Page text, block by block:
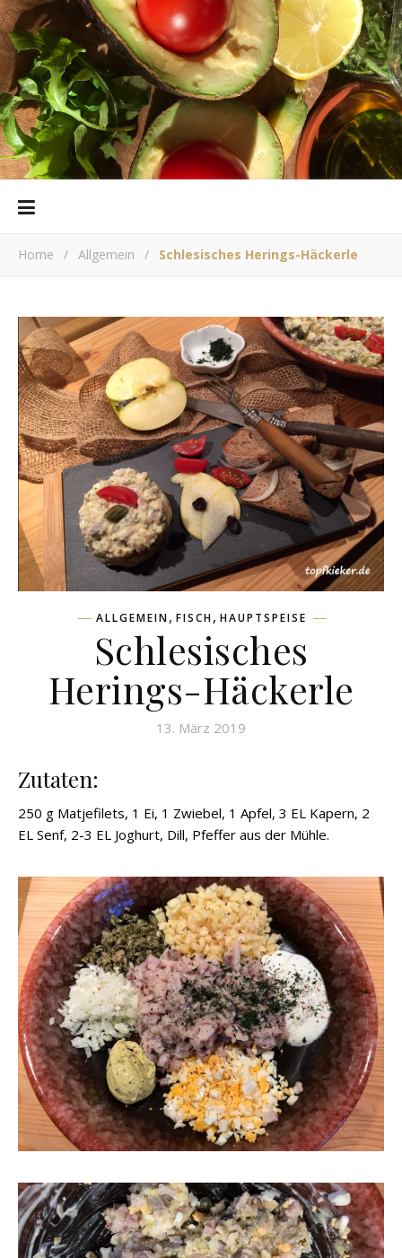
Home / Allgemein / Schlesisches Herings-Häckerle
ALLGEMEIN, FISCH, HAUPTSPEISE
Schlesisches
Herings-Häckerle
13. März 2019
Zutaten:
250 g Matjefilets, 1 Ei, 1 Zwiebel, 1 Apfel, 3 EL Kapern, 2
EL Senf, 2-3 EL Joghurt, Dill, Pfeffer aus der Mühle.